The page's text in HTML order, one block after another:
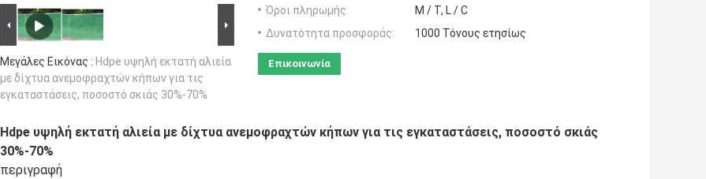
Μεγάλες Εικόνας : Hdpe υψηλή εκτατή αλιεία
με δίχτυα ανεμοφραχτών κήπων για τις
εγκαταστάσεις, ποσοστό σκιάς 30%-70%
Όροι πληρωμής:
Μ / Τ, L / C
Δυνατότητα προσφοράς:
1000 Τόνους ετησίως
Επικοινωνία
Hdpe υψηλή εκτατή αλιεία με δίχτυα ανεμοφραχτών κήπων για τις εγκαταστάσεις, ποσοστό σκιάς
30%-70%
περιγραφή